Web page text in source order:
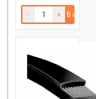
- + В корзину